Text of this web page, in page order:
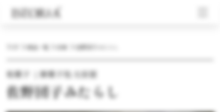
商品一覧 冷凍 佐野団子みたらし
和菓子 ｜御菓子処 太田屋
佐野団子みたらし